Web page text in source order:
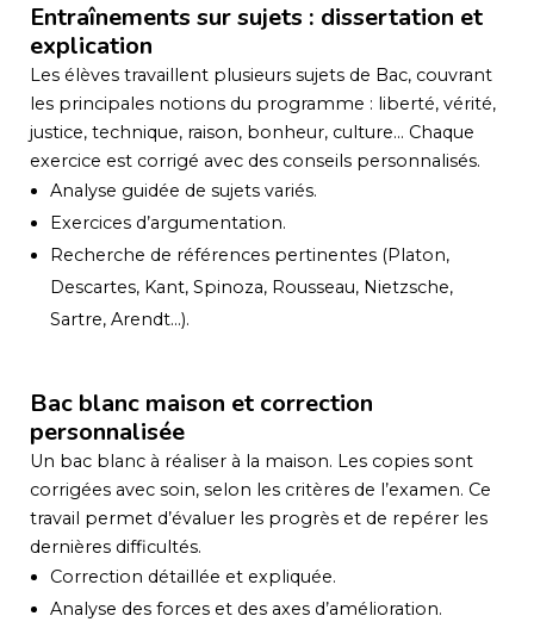
Entraînements sur sujets : dissertation et
explication
Les élèves travaillent plusieurs sujets de Bac, couvrant
les principales notions du programme : liberté, vérité,
justice, technique, raison, bonheur, culture… Chaque
exercice est corrigé avec des conseils personnalisés.
Analyse guidée de sujets variés.
Exercices d’argumentation.
Recherche de références pertinentes (Platon,
Descartes, Kant, Spinoza, Rousseau, Nietzsche,
Sartre, Arendt…).
Bac blanc maison et correction
personnalisée
Un bac blanc à réaliser à la maison. Les copies sont
corrigées avec soin, selon les critères de l’examen. Ce
travail permet d’évaluer les progrès et de repérer les
dernières difficultés.
Correction détaillée et expliquée.
Analyse des forces et des axes d’amélioration.